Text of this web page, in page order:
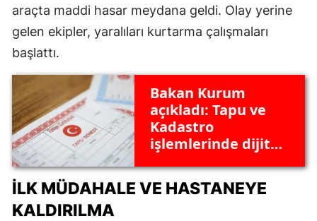
araçta maddi hasar meydana geldi. Olay yerine
gelen ekipler, yaralıları kurtarma çalışmaları
başlattı.
Bakan Kurum
açıkladı: Tapu ve
Kadastro
işlemlerinde dijital
kadar %80
dijitalleşecek
İLK MÜDAHALE VE HASTANEYE
KALDIRILMA